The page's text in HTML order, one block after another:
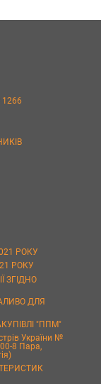
РОКУ
РОКУ
ЗГІДНО
ДЛЯ
"ППМ"
України №
8 Пара,